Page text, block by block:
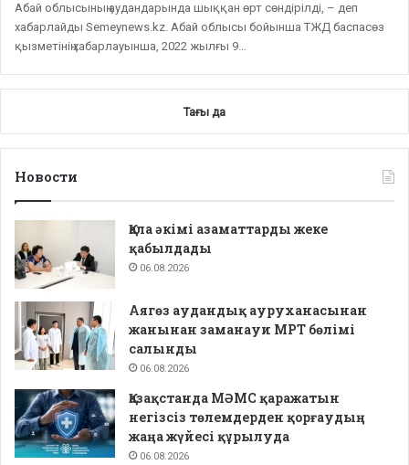
Абай облысының аудандарында шыққан өрт сөндірілді, – деп
хабарлайды Semeynews.kz. Абай облысы бойынша ТЖД баспасөз
қызметінің хабарлауынша, 2022 жылғы 9…
Тағы да
Новости
Қала әкімі азаматтарды жеке
қабылдады
06.08.2026
Аягөз аудандық ауруханасынан
жанынан заманауи МРТ бөлімі
салынды
06.08.2026
Қазақстанда МӘМС қаражатын
негізсіз төлемдерден қорғаудың
жаңа жүйесі құрылуда
06.08.2026